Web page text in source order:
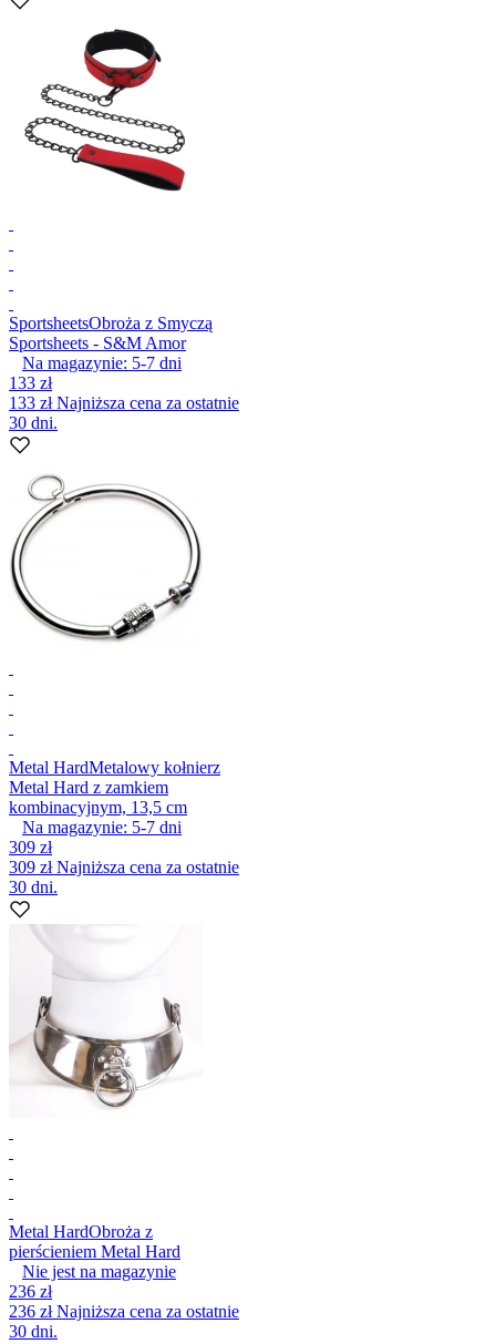
SportsheetsObroża z Smyczą
Sportsheets - S&M Amor
Na magazynie: 5-7 dni
133 zł
133 złNajniższa cena za ostatnie
30 dni.
Metal HardMetalowy kołnierz
Metal Hard z zamkiem
kombinacyjnym, 13,5 cm
Na magazynie: 5-7 dni
309 zł
309 złNajniższa cena za ostatnie
30 dni.
Metal HardObroża z
pierścieniem Metal Hard
Nie jest na magazynie
236 zł
236 złNajniższa cena za ostatnie
30 dni.